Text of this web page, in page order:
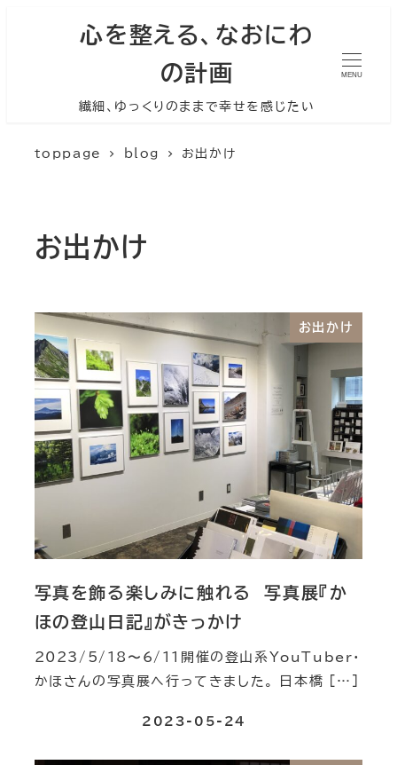
心を整える、なおにわ
の計画
繊細、ゆっくりのままで幸せを感じたい
MENU
toppage blog お出かけ
お出かけ
お出かけ
写真を飾る楽しみに触れる 写真展『か
ほの登山日記』がきっかけ
2023/5/18〜6/11開催の登山系YouTuber・
かほさんの写真展へ行ってきました。 日本橋 […]
2023-05-24